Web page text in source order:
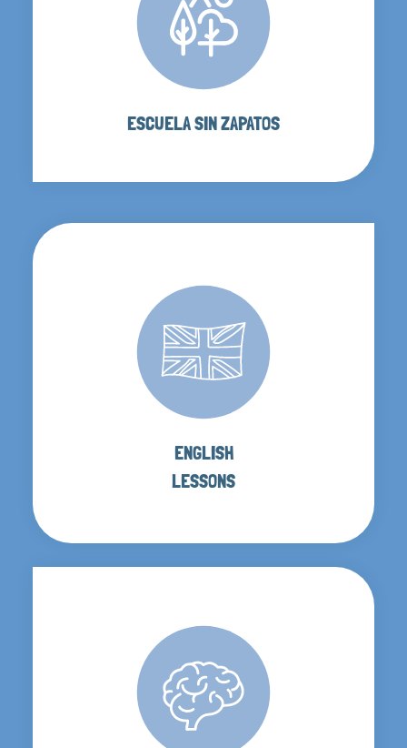
ESCUELA SIN ZAPATOS
ENGLISH
LESSONS